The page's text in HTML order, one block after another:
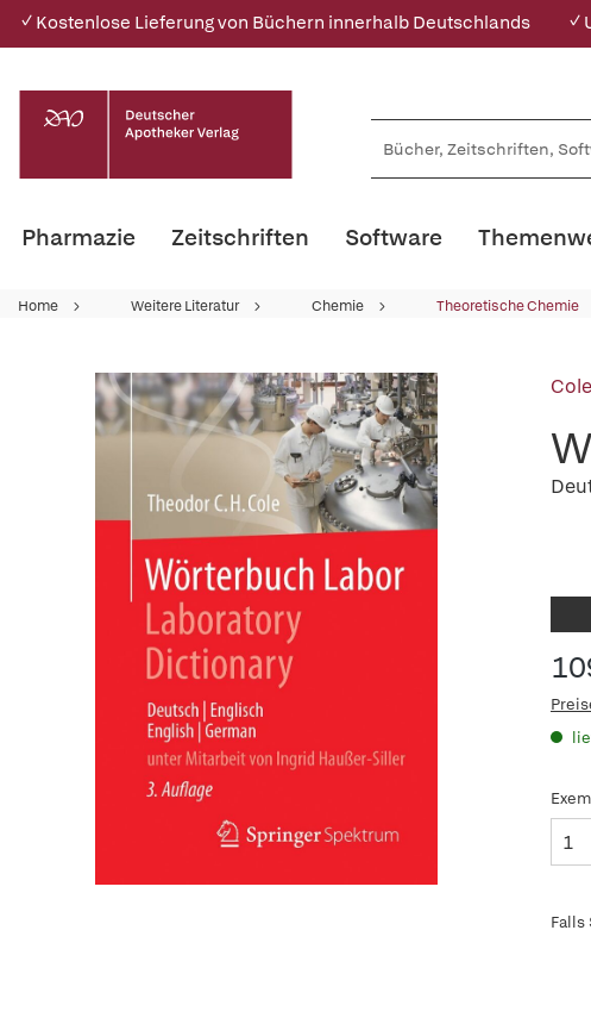
✓ Kostenlose Lieferung von Büchern innerhalb Deutschlands ✓
Pharmazie Zeitschriften Software
Home Weitere Literatur Chemie Theoretische Chemie
Falls